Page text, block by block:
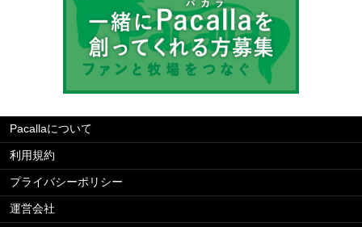
Pacallaについて
利用規約
プライバシーポリシー
運営会社